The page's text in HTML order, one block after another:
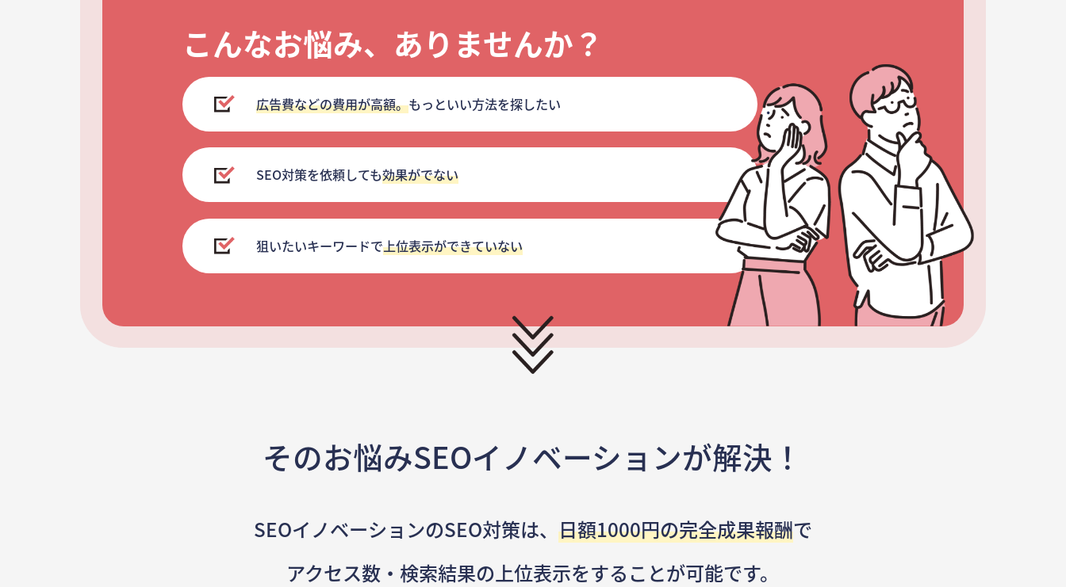
こんなお悩み、ありませんか？
広告費などの費用が高額。もっといい方法を探したい
SEO対策を依頼しても効果がでない
狙いたいキーワードで上位表示ができていない
そのお悩みSEOイノベーションが解決！
SEOイノベーションのSEO対策は、 日額1000円の完全成果報酬で
アクセス数・検索結果の 上位表示をすることが可能です。